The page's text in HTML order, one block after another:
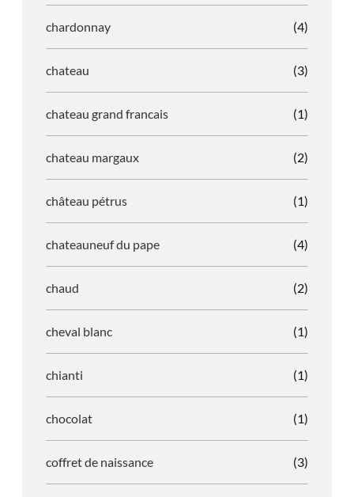
chardonnay (4)
chateau (3)
chateau grand francais (1)
chateau margaux (2)
château pétrus (1)
chateauneuf du pape (4)
chaud (2)
cheval blanc (1)
chianti (1)
chocolat (1)
coffret de naissance (3)